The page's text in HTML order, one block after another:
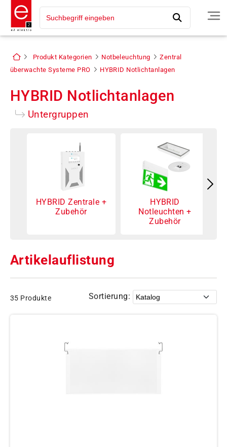
Produkt Kategorien Notbeleuchtung
Zentral
überwachte Systeme PRO
HYBRID Notlichtanlagen
HYBRID Notlichtanlagen
Untergruppen
HYBRID Zentrale +
Zubehör
HYBRID
Notleuchten +
Zubehör
Artikelauflistung
35 Produkte Sortierung: